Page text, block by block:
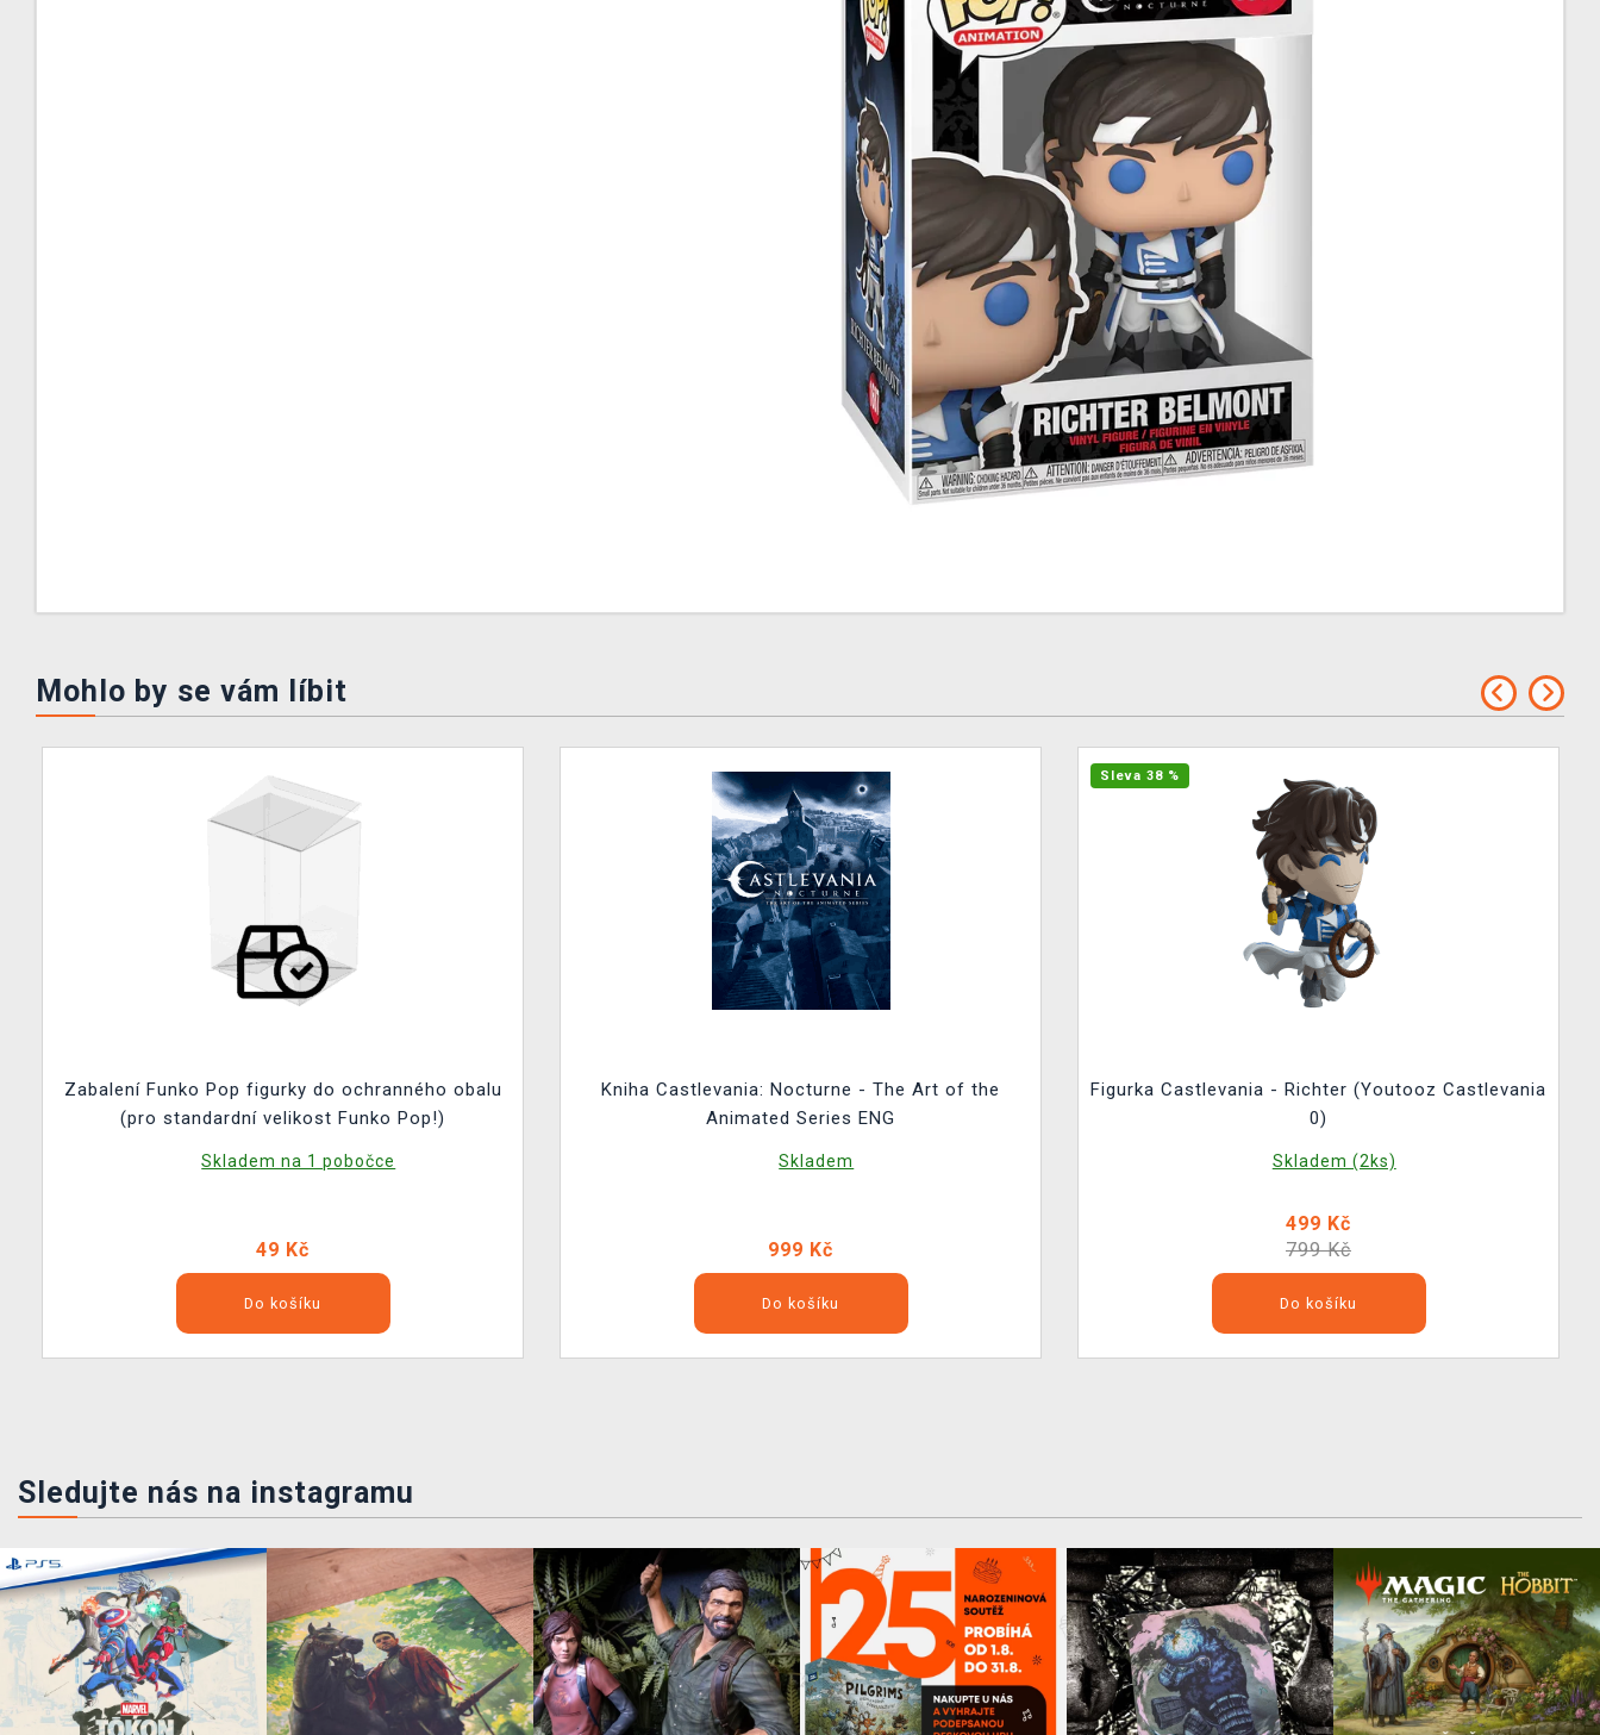
Mohlo by se vám líbit
Zabalení Funko Pop figurky do ochranného obalu
(pro standardní velikost Funko Pop!)
Skladem na 1 pobočce
49 Kč
Do košíku
Kniha Castlevania: Nocturne - The Art of the
Animated Series ENG
Skladem
999 Kč
Do košíku
Sleva 38 %
Figurka Castlevania - Richter (Youtooz Castlevania
0)
Skladem (2ks)
499 Kč
799 Kč
Do košíku
Sledujte nás na instagramu